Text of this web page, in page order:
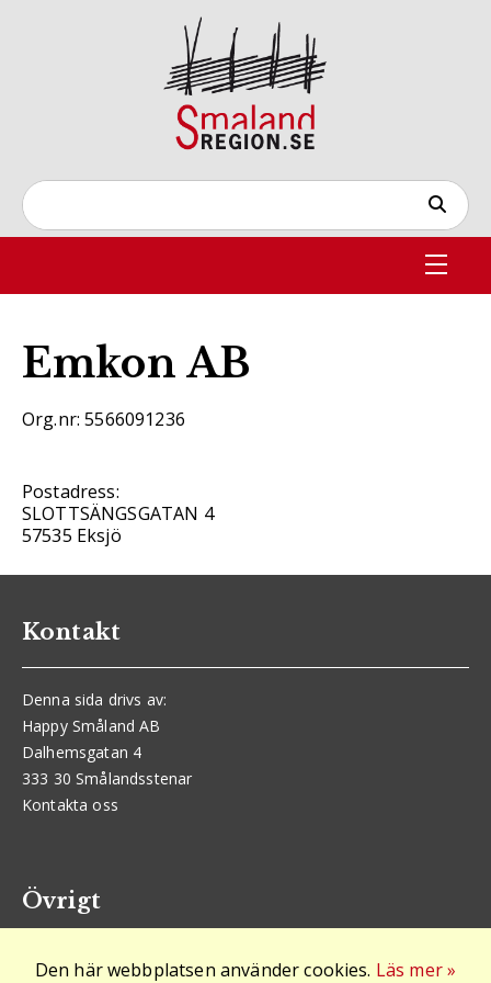
Emkon AB
Org.nr: 5566091236
Postadress:
SLOTTSÄNGSGATAN 4
57535 Eksjö
Kontakt
Denna sida drivs av:
Happy Småland AB
Dalhemsgatan 4
333 30 Smålandsstenar
Kontakta oss
Övrigt
Logga in
Den här webbplatsen använder cookies. Läs mer »